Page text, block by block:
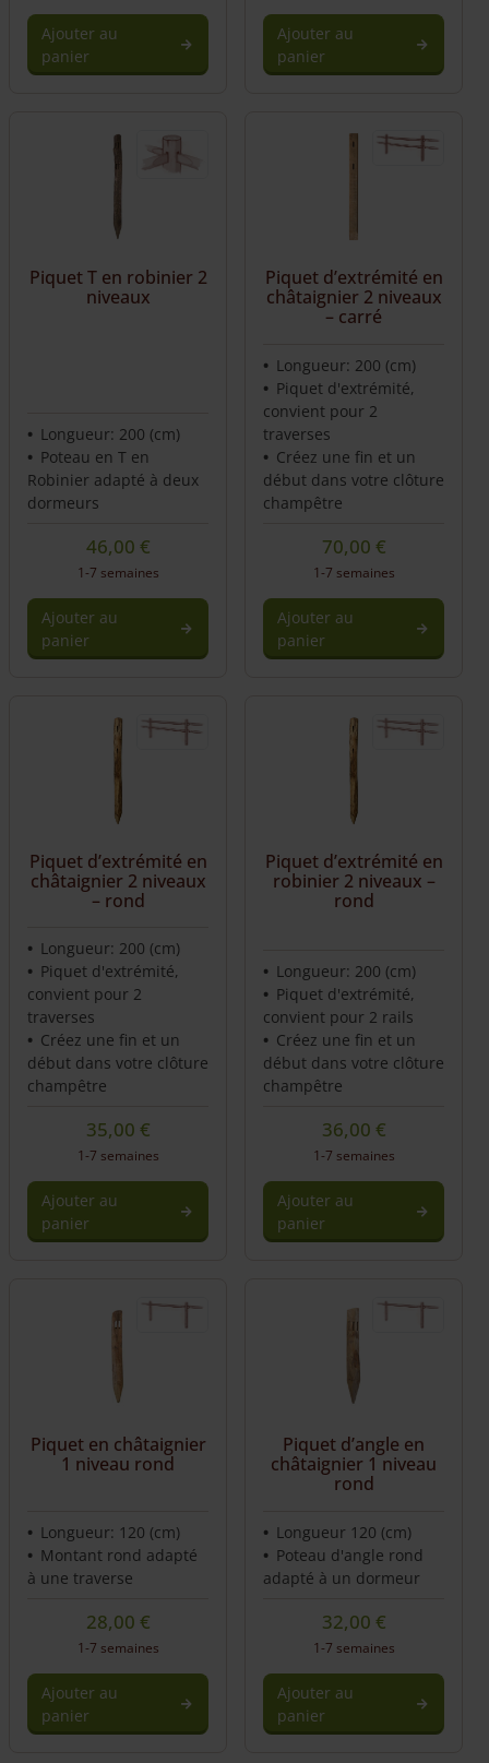
Ajouter au
panier
Ajouter au
panier
Piquet T en robinier 2
niveaux
Longueur: 200 (cm)
Poteau en T en
Robinier adapté à deux
dormeurs
46,00 €
1-7 semaines
Ajouter au
panier
Piquet d’extrémité en
châtaignier 2 niveaux
– carré
Longueur: 200 (cm)
Piquet d'extrémité,
convient pour 2
traverses
Créez une fin et un
début dans votre clôture
champêtre
70,00 €
1-7 semaines
Ajouter au
panier
Piquet d’extrémité en
châtaignier 2 niveaux
– rond
Longueur: 200 (cm)
Piquet d'extrémité,
convient pour 2
traverses
Créez une fin et un
début dans votre clôture
champêtre
35,00 €
1-7 semaines
Ajouter au
panier
Piquet d’extrémité en
robinier 2 niveaux –
rond
Longueur: 200 (cm)
Piquet d'extrémité,
convient pour 2 rails
Créez une fin et un
début dans votre clôture
champêtre
36,00 €
1-7 semaines
Ajouter au
panier
Piquet en châtaignier
1 niveau rond
Longueur: 120 (cm)
Montant rond adapté
à une traverse
28,00 €
1-7 semaines
Ajouter au
panier
Piquet d’angle en
châtaignier 1 niveau
rond
Longueur 120 (cm)
Poteau d'angle rond
adapté à un dormeur
32,00 €
1-7 semaines
Ajouter au
panier